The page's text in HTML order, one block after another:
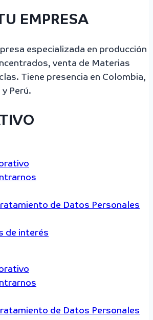
EMPRESA
especializada en producción
venta de Materias
Tiene presencia en Colombia,
y Perú.
de Datos Personales
de interés
de Datos Personales